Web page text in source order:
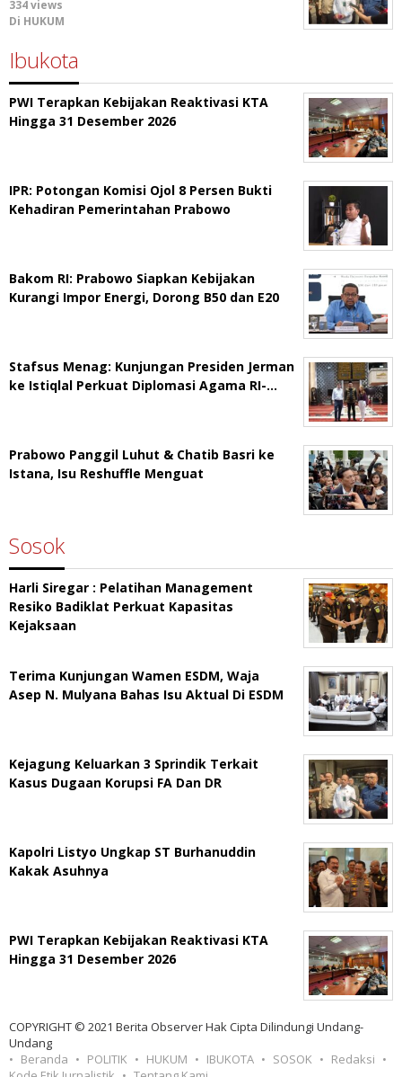
334 views
Di HUKUM
Ibukota
PWI Terapkan Kebijakan Reaktivasi KTA
Hingga 31 Desember 2026
IPR: Potongan Komisi Ojol 8 Persen Bukti
Kehadiran Pemerintahan Prabowo
Bakom RI: Prabowo Siapkan Kebijakan
Kurangi Impor Energi, Dorong B50 dan E20
Stafsus Menag: Kunjungan Presiden Jerman
ke Istiqlal Perkuat Diplomasi Agama RI-…
Prabowo Panggil Luhut & Chatib Basri ke
Istana, Isu Reshuffle Menguat
Sosok
Harli Siregar : Pelatihan Management
Resiko Badiklat Perkuat Kapasitas
Kejaksaan
Terima Kunjungan Wamen ESDM, Waja
Asep N. Mulyana Bahas Isu Aktual Di ESDM
Kejagung Keluarkan 3 Sprindik Terkait
Kasus Dugaan Korupsi FA Dan DR
Kapolri Listyo Ungkap ST Burhanuddin
Kakak Asuhnya
PWI Terapkan Kebijakan Reaktivasi KTA
Hingga 31 Desember 2026
COPYRIGHT © 2021 Berita Observer Hak Cipta Dilindungi Undang-
Undang
Beranda
POLITIK HUKUM IBUKOTA SOSOK
Redaksi